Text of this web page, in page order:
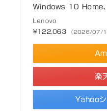
Windows 10 Home、
Lenovo
¥122,063
（2026/07/
楽
Yahoo